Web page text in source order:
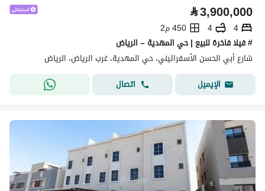
⃁3,900,000
4
4
450 م2
# فيلا فاخرة للبيع | حي المهدية – الرياض
شارع أبي الحسن الأسفرائيني، حي المهدية، غرب الرياض، الرياض
الإيميل
اتصال